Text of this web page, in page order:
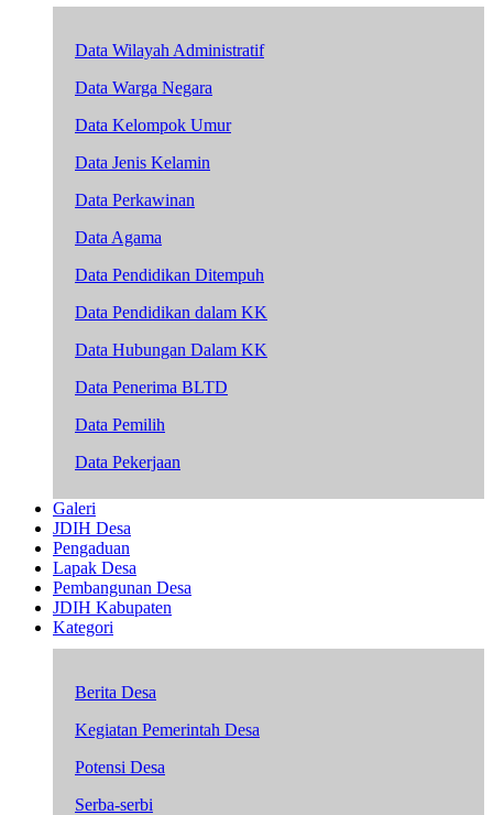
Data Wilayah Administratif
Data Warga Negara
Data Kelompok Umur
Data Jenis Kelamin
Data Perkawinan
Data Agama
Data Pendidikan Ditempuh
Data Pendidikan dalam KK
Data Hubungan Dalam KK
Data Penerima BLTD
Data Pemilih
Data Pekerjaan
Galeri
JDIH Desa
Pengaduan
Lapak Desa
Pembangunan Desa
JDIH Kabupaten
Kategori
Berita Desa
Kegiatan Pemerintah Desa
Potensi Desa
Serba-serbi